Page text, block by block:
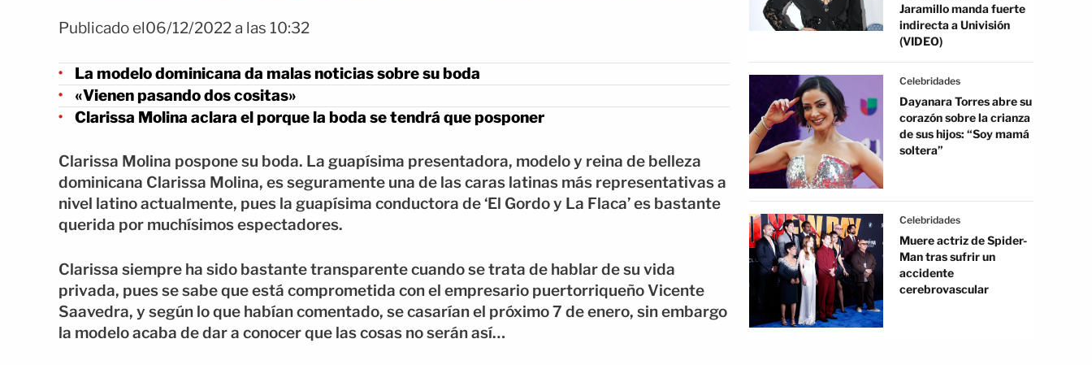
Publicado el06/12/2022 a las 10:32
La modelo dominicana da malas noticias sobre su boda
«Vienen pasando dos cositas»
Clarissa Molina aclara el porque la boda se tendrá que posponer
Clarissa Molina pospone su boda. La guapísima presentadora, modelo y reina de belleza
dominicana Clarissa Molina, es seguramente una de las caras latinas más representativas a
nivel latino actualmente, pues la guapísima conductora de ‘El Gordo y La Flaca’ es bastante
querida por muchísimos espectadores.
Clarissa siempre ha sido bastante transparente cuando se trata de hablar de su vida
privada, pues se sabe que está comprometida con el empresario puertorriqueño Vicente
Saavedra, y según lo que habían comentado, se casarían el próximo 7 de enero, sin embargo
la modelo acaba de dar a conocer que las cosas no serán así…
Jaramillo manda fuerte
indirecta a Univisión
(VIDEO)
Celebridades
Dayanara Torres abre su
corazón sobre la crianza
de sus hijos: “Soy mamá
soltera”
Celebridades
Muere actriz de Spider-
Man tras sufrir un
accidente
cerebrovascular